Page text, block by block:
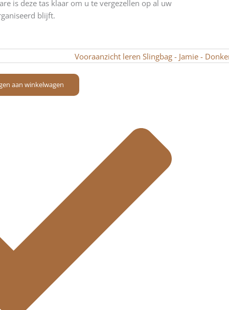
is deze tas klaar om u te vergezellen op al uw
blijft.
aan winkelwagen